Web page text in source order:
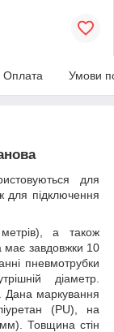
Оплата Умови
для
для підключення
а також
має завдовжки 10
пневмотрубки
діаметр.
Дана маркування
(PU), на
Товщина стін